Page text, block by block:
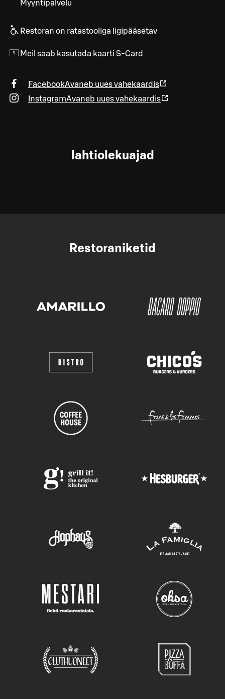
Myyntipalvelu
Restoran on ratastooliga ligipääsetav
Meil saab kasutada kaarti S-Card
FacebookAvaneb uues vahekaardis
InstagramAvaneb uues vahekaardis
lahtiolekuajad
Restoraniketid